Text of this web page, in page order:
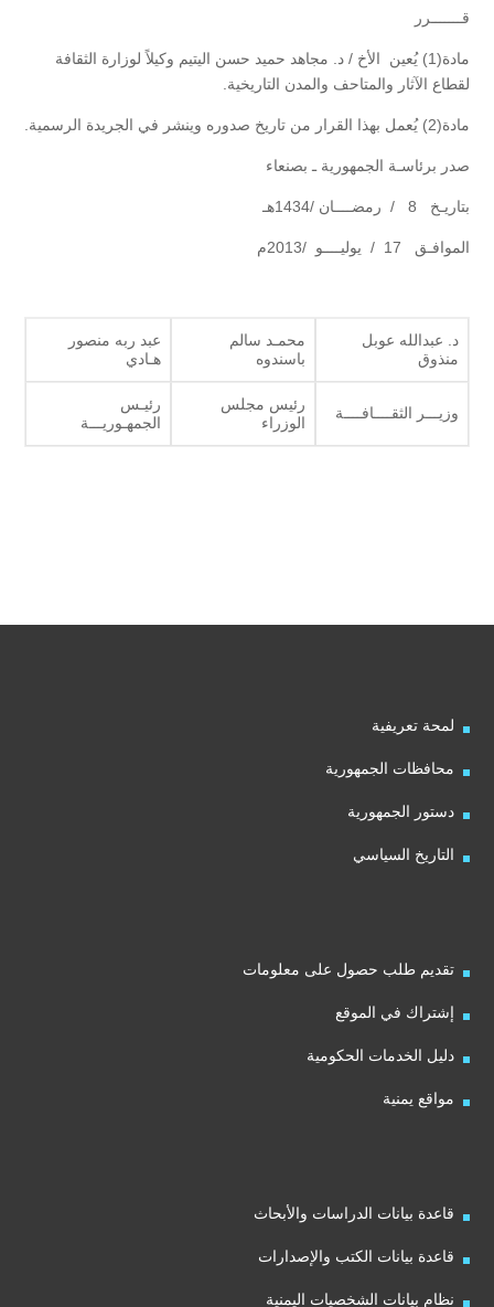
قـــــــرر
مادة(1) يُعين الأخ / د. مجاهد حميد حسن اليتيم وكيلاً لوزارة الثقافة
لقطاع الآثار والمتاحف والمدن التاريخية.
مادة(2) يُعمل بهذا القرار من تاريخ صدوره وينشر في الجريدة الرسمية.
صدر برئاسـة الجمهورية ـ بصنعاء
بتاريـخ 8 / رمضــــان /1434هـ
الموافـق 17 / يوليــــو /2013م
د. عبدالله عوبل
منذوق
محمـد سالم
باسندوه
عبد ربه منصور
هـادي
وزيـــر الثقــــافــــة
رئيس مجلس
الوزراء
رئيـس
الجمهـوريـــة
لمحة تعريفية
محافظات الجمهورية
دستور الجمهورية
التاريخ السياسي
تقديم طلب حصول على معلومات
إشتراك في الموقع
دليل الخدمات الحكومية
مواقع يمنية
قاعدة بيانات الدراسات والأبحاث
قاعدة بيانات الكتب والإصدارات
نظام بيانات الشخصيات اليمنية